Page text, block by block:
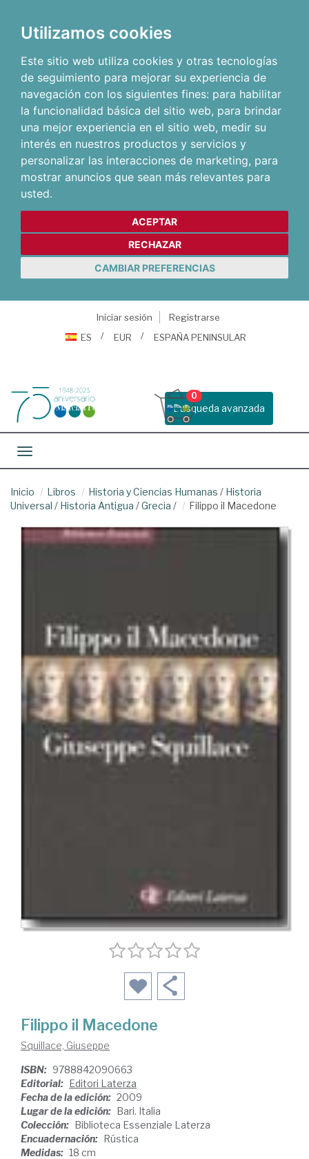
Utilizamos cookies
Este sitio web utiliza cookies y otras tecnologías
de seguimiento para mejorar su experiencia de
navegación con los siguientes fines: para habilitar
la funcionalidad básica del sitio web, para brindar
una mejor experiencia en el sitio web, medir su
interés en nuestros productos y servicios y
personalizar las interacciones de marketing, para
mostrar anuncios que sean más relevantes para
usted.
ACEPTAR
RECHAZAR
CAMBIAR PREFERENCIAS
Iniciar sesión
Registrarse
ES
EUR ESPAÑA PENINSULAR
Busqueda avanzada
0
Toggle navigation
Inicio Libros Historia y Ciencias Humanas / Historia
Universal / Historia Antigua /Grecia / Filippo il Macedone
Filippo il Macedone
Squillace, Giuseppe
ISBN: 9788842090663
Editorial: Editori Laterza
Fecha de la edición: 2009
Lugar de la edición: Bari. Italia
Colección: Biblioteca Essenziale Laterza
Encuadernación: Rústica
Medidas: 18 cm